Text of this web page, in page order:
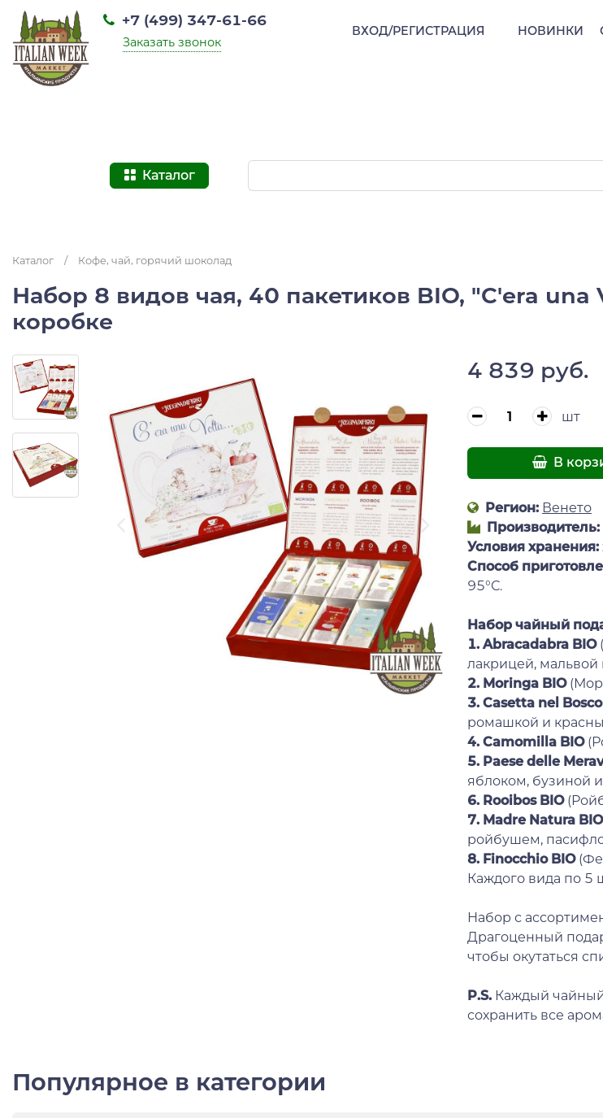
НОВИНКИ
+7 (499) 347-61-66
Заказать звонок
ВХОД/РЕГИСТРАЦИЯ
Каталог
Каталог / Кофе, чай, горячий шоколад
Набор 8 видов чая, 40 пакетиков BIO, "C'era una
коробке
4 839 руб.
шт
В
Регион: Венето
Производитель:
Условия хранения:
Способ
95°С.
Набор чайный
1. Abracadabra BIO
лакрицей,
2. Moringa BIO
3. Casetta nel
ромашкой и
4. Camomilla BIO
5. Paese delle
яблоком, бузиной
6. Rooibos BIO
7. Madre Natura BIO
ройбушем,
8. Finocchio BIO
Каждого вида по 5
Набор с
Драгоценный
чтобы окутаться
P.S. Каждый чайный
сохранить все
Популярное в категории